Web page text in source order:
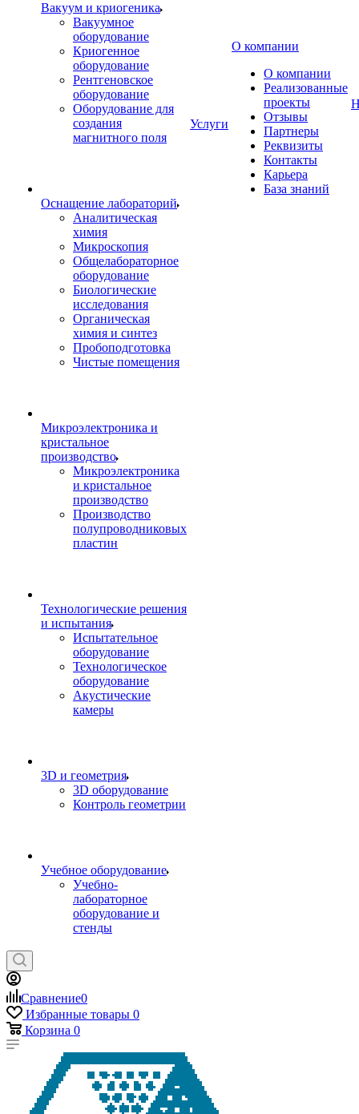
Вакуум и криогеника
Вакуумное
оборудование
Криогенное
оборудование
Рентгеновское
оборудование
Оборудование для
создания
магнитного поля
Оснащение лабораторий
Аналитическая
химия
Микроскопия
Общелабораторное
оборудование
Биологические
исследования
Органическая
химия и синтез
Пробоподготовка
Чистые помещения
Микроэлектроника и
кристальное
производство
Микроэлектроника
и кристальное
производство
Производство
полупроводниковых
пластин
Технологические решения
и испытания
Испытательное
оборудование
Технологическое
оборудование
Акустические
камеры
3D и геометрия
3D оборудование
Контроль геометрии
Учебное оборудование
Учебно-
лабораторное
оборудование и
стенды
Услуги
О компании
О компании
Реализованные
проекты
Отзывы
Партнеры
Реквизиты
Контакты
Карьера
База знаний
Сравнение0
Избранные товары 0
Корзина 0